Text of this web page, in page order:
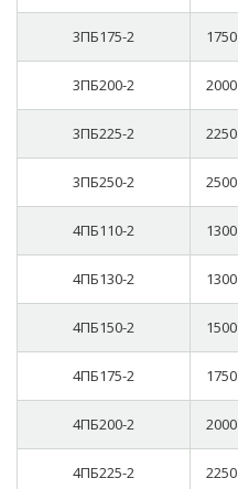
3ПБ175-2 1750
3ПБ200-2 2000
3ПБ225-2 2250
3ПБ250-2 2500
4ПБ110-2 1300
4ПБ130-2 1300
4ПБ150-2 1500
4ПБ175-2 1750
4ПБ200-2 2000
4ПБ225-2 2250